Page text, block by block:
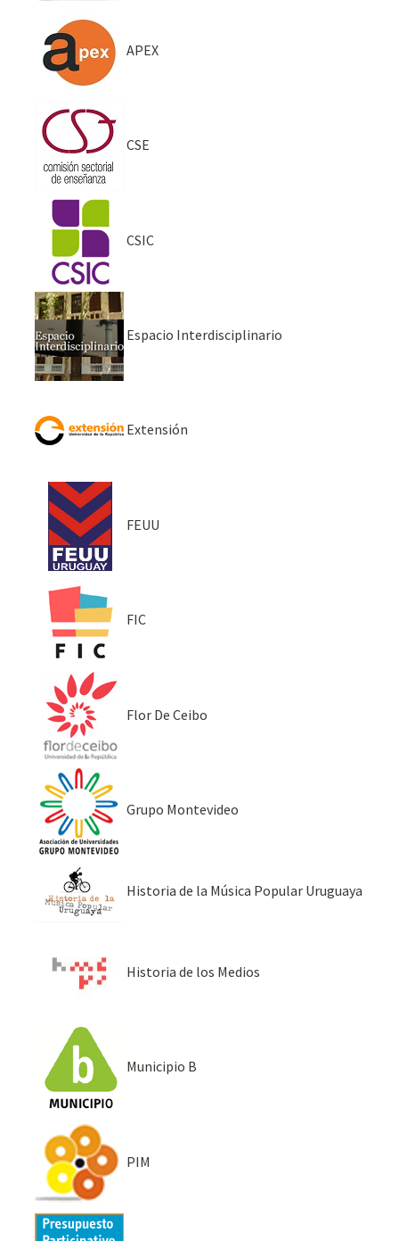
APEX
CSE
CSIC
Espacio Interdisciplinario
Extensión
FEUU
FIC
Flor De Ceibo
Grupo Montevideo
Historia de la Música Popular Uruguaya
Historia de los Medios
Municipio B
PIM